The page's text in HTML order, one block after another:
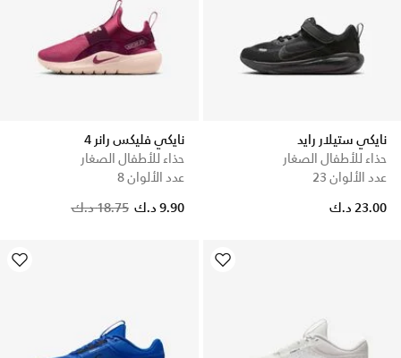
نايكي ستيلار رايد
حذاء للأطفال الصغار
عدد الألوان 23
23.00 د.ك
نايكي فليكس رانر 4
حذاء للأطفال الصغار
عدد الألوان 8
Price reduced from
18.75 د.ك to 9.90 د.ك